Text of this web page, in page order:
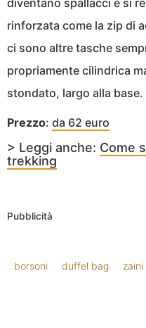
rinforzata come la zip di
ci sono altre tasche
propriamente cilindrica
stondato, largo alla base.
Prezzo: da 62 euro
> Leggi anche: Come
trekking
Pubblicità
borsoni duffel bag zaini